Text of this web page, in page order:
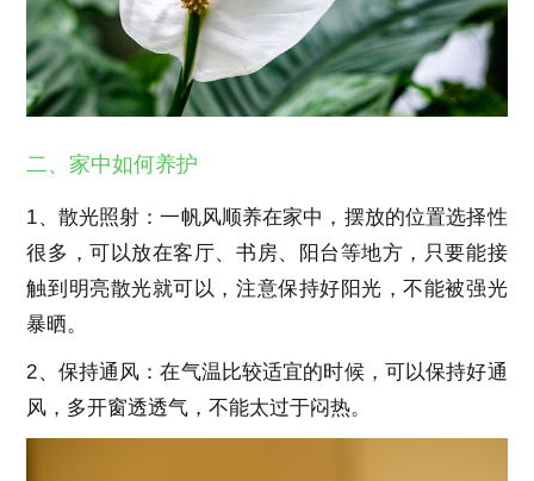
二、家中如何养护
1、散光照射：一帆风顺养在家中，摆放的位置选择性
很多，可以放在客厅、书房、阳台等地方，只要能接
触到明亮散光就可以，注意保持好阳光，不能被强光
暴晒。
2、保持通风：在气温比较适宜的时候，可以保持好通
风，多开窗透透气，不能太过于闷热。